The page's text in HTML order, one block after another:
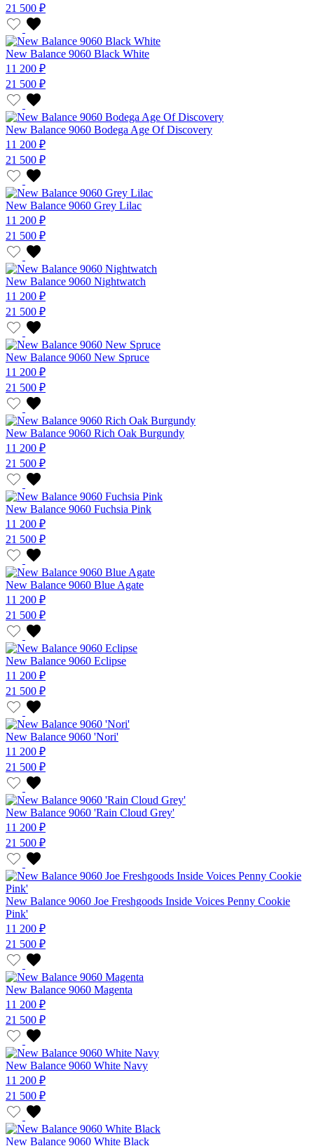
21 500 ₽
New Balance 9060 Black White
11 200 ₽
21 500 ₽
New Balance 9060 Bodega Age Of Discovery
11 200 ₽
21 500 ₽
New Balance 9060 Grey Lilac
11 200 ₽
21 500 ₽
New Balance 9060 Nightwatch
11 200 ₽
21 500 ₽
New Balance 9060 New Spruce
11 200 ₽
21 500 ₽
New Balance 9060 Rich Oak Burgundy
11 200 ₽
21 500 ₽
New Balance 9060 Fuchsia Pink
11 200 ₽
21 500 ₽
New Balance 9060 Blue Agate
11 200 ₽
21 500 ₽
New Balance 9060 Eclipse
11 200 ₽
21 500 ₽
New Balance 9060 'Nori'
11 200 ₽
21 500 ₽
New Balance 9060 'Rain Cloud Grey'
11 200 ₽
21 500 ₽
New Balance 9060 Joe Freshgoods Inside Voices Penny Cookie
Pink'
11 200 ₽
21 500 ₽
New Balance 9060 Magenta
11 200 ₽
21 500 ₽
New Balance 9060 White Navy
11 200 ₽
21 500 ₽
New Balance 9060 White Black